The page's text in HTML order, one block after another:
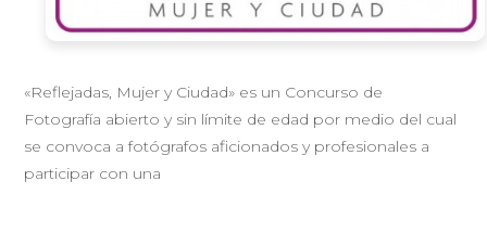
«Reflejadas, Mujer y Ciudad» es un Concurso de
Fotografía abierto y sin límite de edad por medio del cual
se convoca a fotógrafos aficionados y profesionales a
participar con una